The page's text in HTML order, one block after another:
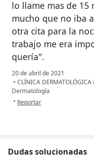
lo llame mas de
mucho que no iba
otra cita para la
trabajo me era
quería".
20 de abril de 2021
• CLÍNICA
Dermatología
• en opinión del usuario M.M
Reportar
Dudas solucionadas